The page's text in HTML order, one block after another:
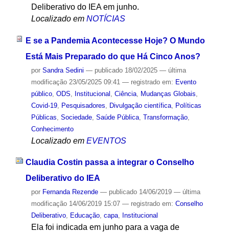
Deliberativo do IEA em junho.
Localizado em NOTÍCIAS
E se a Pandemia Acontecesse Hoje? O Mundo
Está Mais Preparado do que Há Cinco Anos?
por Sandra Sedini — publicado18/02/2025 — última
modificação23/05/2025 09:41 — registrado em: Evento
público, ODS Institucional Ciência, Mudanças Globais
Covid-19, Pesquisadores Divulgação científica, Políticas
Públicas Sociedade, Saúde Pública, Transformação,
Conhecimento
Localizado em EVENTOS
Claudia Costin passa a integrar o Conselho
Deliberativo do IEA
por Fernanda Rezende — publicado14/06/2019 — última
modificação14/06/2019 15:07 — registrado em: Conselho
Deliberativo, Educação, capa, Institucional
Ela foi indicada em junho para a vaga de